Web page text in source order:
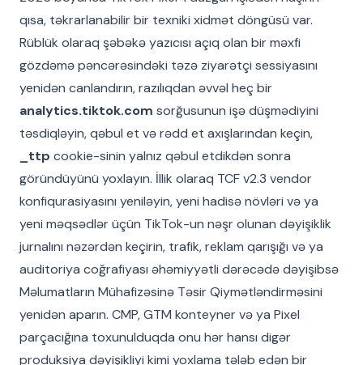
qısa, təkrarlanabilir bir texniki xidmət döngüsü var.
Rüblük olaraq şəbəkə yazıcısı açıq olan bir məxfi
gözdəmə pəncərəsindəki təzə ziyarətçi sessiyasını
yenidən canlandırın, razılıqdan əvvəl heç bir
analytics.tiktok.com sorğusunun işə düşmədiyini
təsdiqləyin, qəbul et və rədd et axışlarından keçin,
_ttp cookie-sinin yalnız qəbul etdikdən sonra
göründüyünü yoxlayın. İllik olaraq TCF v2.3 vendor
konfiqurasiyasını yeniləyin, yeni hadisə növləri və ya
yeni məqsədlər üçün TikTok-un nəşr olunan dəyişiklik
jurnalını nəzərdən keçirin, trafik, reklam qarışığı və ya
auditoriya coğrafiyası əhəmiyyətli dərəcədə dəyişibsə
Məlumatların Mühafizəsinə Təsir Qiymətləndirməsini
yenidən aparın. CMP, GTM konteyner və ya Pixel
parçacığına toxunulduqda onu hər hansı digər
produksiya dəyişikliyi kimi yoxlama tələb edən bir